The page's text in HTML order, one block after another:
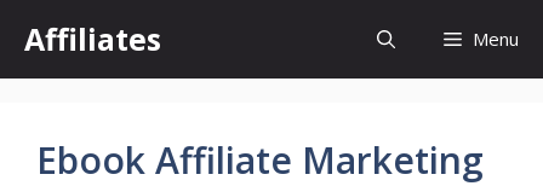
đến
nội
Affiliates Menu
Ebook Affiliate Marketing